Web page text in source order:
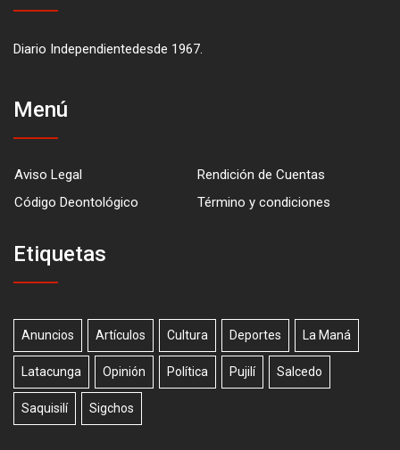
Diario Independientedesde 1967.
Menú
Aviso Legal
Rendición de Cuentas
Código Deontológico
Término y condiciones
Etiquetas
Anuncios Artículos Cultura Deportes La Maná
Latacunga Opinión Política Pujilí Salcedo
Saquisilí Sigchos